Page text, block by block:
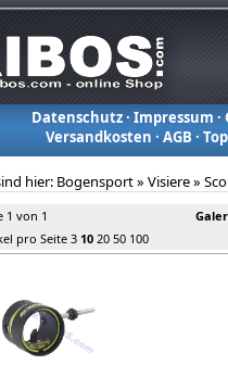
Datenschutz· Impressum ·
Versandkosten ·AGB ·
hier: Bogensport» Visiere»
1 von 1
pro Seite3 10 20 50 100